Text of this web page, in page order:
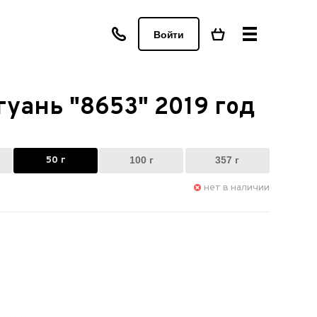
Войти
"8653" 2019 год
50 г 100 г 357 г
нет в наличии